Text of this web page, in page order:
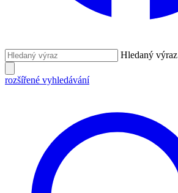
Hledaný výraz
rozšířené vyhledávání